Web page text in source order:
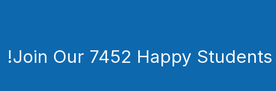
Join Our 7452 Happy Students​